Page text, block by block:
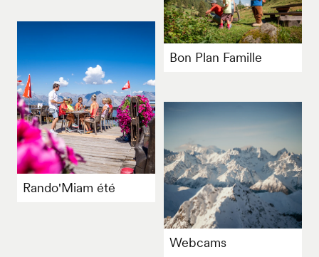
Bon Plan Famille
Rando'Miam été
Webcams